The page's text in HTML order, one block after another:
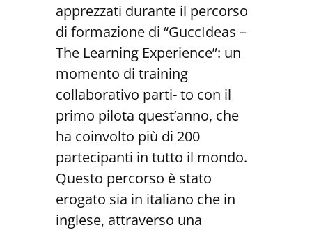
apprezzati durante il percorso
di formazione di “GuccIdeas –
The Learning Experience”: un
momento di training
collaborativo parti- to con il
primo pilota quest’anno, che
ha coinvolto più di 200
partecipanti in tutto il mondo.
Questo percorso è stato
erogato sia in italiano che in
inglese, attraverso una